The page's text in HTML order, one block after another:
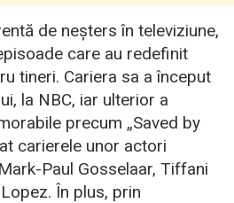
de neșters în televiziune,
care au redefinit
tineri. Cariera sa a început
la NBC, iar ulterior a
precum „Saved by
carierele unor actori
Paul Gosselaar, Tiffani
În plus, prin